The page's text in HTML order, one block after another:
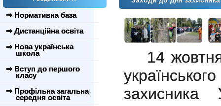
⇒ Нормативна база
⇒ Дистанційна освіта
⇒ Нова українська
школа
⇒ Вступ до першого
класу
⇒ Профільна загальна
середня освіта
14
захисника